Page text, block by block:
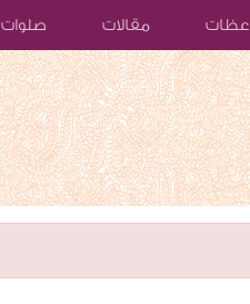
عظات مقالات صلوات